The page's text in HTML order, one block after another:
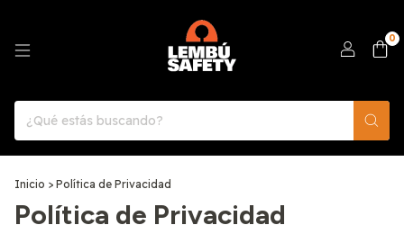
0
Inicio > Política de Privacidad
Política de Privacidad